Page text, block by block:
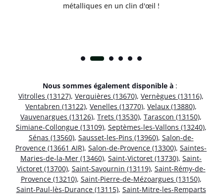
métalliques en un clin d'œil !
Nous sommes également disponible à :
Vitrolles (13127), Verquières (13670), Vernègues (13116),
Ventabren (13122), Venelles (13770), Velaux (13880),
Vauvenargues (13126), Trets (13530), Tarascon (13150),
Simiane-Collongue (13109), Septèmes-les-Vallons (13240),
Sénas (13560), Sausset-les-Pins (13960), Salon-de-
Provence (13661 AIR), Salon-de-Provence (13300), Saintes-
Maries-de-la-Mer (13460), Saint-Victoret (13730), Saint-
Victoret (13700), Saint-Savournin (13119), Saint-Rémy-de-
Provence (13210), Saint-Pierre-de-Mézoargues (13150),
Saint-Paul-lès-Durance (13115), Saint-Mitre-les-Remparts